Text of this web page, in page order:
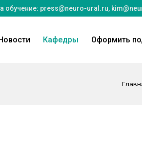
обучение: press@neuro-ural.ru,
Кафедры Оформить